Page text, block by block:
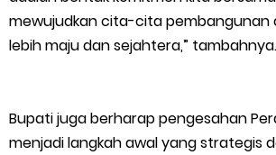
mewujudkan cita-cita pembangunan
lebih maju dan sejahtera,” tambahnya.
Bupati juga berharap pengesahan
menjadi langkah awal yang strategis